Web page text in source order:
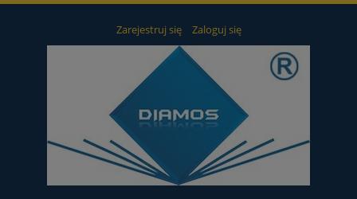
Zarejestruj się Zaloguj się